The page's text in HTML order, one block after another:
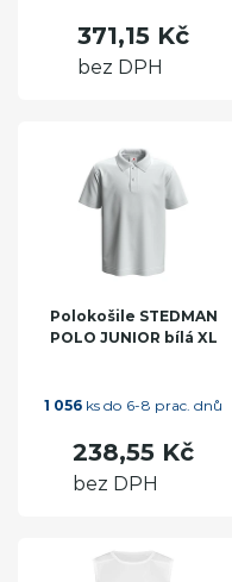
371,15 Kč
bez DPH
Polokošile STEDMAN
POLO JUNIOR bílá XL
1 056 ks do 6-8 prac. dnů
238,55 Kč
bez DPH